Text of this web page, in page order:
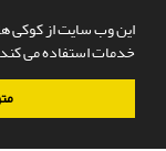
این وب سایت از کوکی ها
خدمات استفاده می